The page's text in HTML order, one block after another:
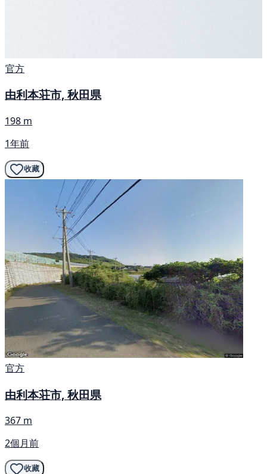
官方
由利本荘市, 秋田県
198 m
1年前
收藏
官方
由利本荘市, 秋田県
367 m
2個月前
收藏